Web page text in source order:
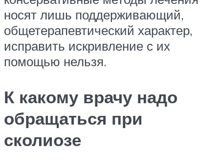
носят лишь поддерживающий,
общетерапевтический характер,
исправить искривление с их
помощью нельзя.
К какому врачу надо
обращаться при
сколиозе